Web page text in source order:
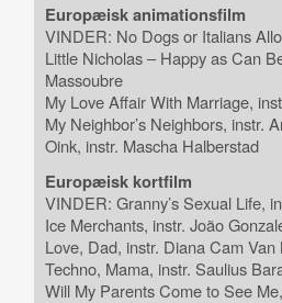
Europæisk animationsfilm
VINDER: No Dogs or Italians
Little Nicholas – Happy as Can
Massoubre
My Love Affair With Marriage,
My Neighbor’s Neighbors, instr.
Oink, instr. Mascha Halberstad
Europæisk kortfilm
VINDER: Granny’s Sexual Life,
Ice Merchants, instr. João
Love, Dad, instr. Diana Cam Van
Techno, Mama, instr. Saulius
Will My Parents Come to See